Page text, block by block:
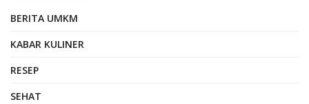
BERITA UMKM
KABAR KULINER
RESEP
SEHAT